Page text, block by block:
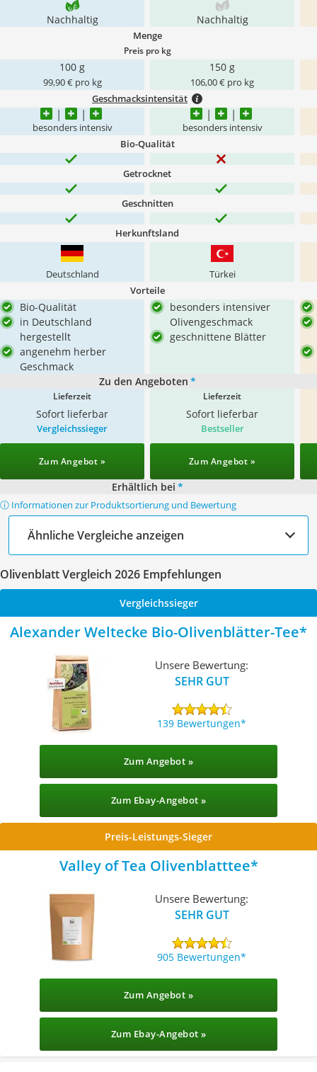
Nachhaltig Nachhaltig
Menge
Preis pro kg
100 g
99,90 € pro kg
150 g
106,00 € pro kg
Geschmacksintensität
besonders intensiv besonders intensiv
Bio-Qualität
Getrocknet
Geschnitten
Herkunftsland
Deutschland Türkei
Vorteile
Bio-Qualität
in Deutschland
hergestellt
angenehm herber
Geschmack
besonders intensiver
Olivengeschmack
geschnittene Blätter
Zu den Angeboten *
Lieferzeit
Sofort lieferbar
Lieferzeit
Sofort lieferbar
Vergleichssieger
Zum Angebot »
Bestseller
Zum Angebot »
Erhältlich bei *
ⓘ Informationen zur Produktsortierung und Bewertung
Ähnliche Vergleiche anzeigen
Olivenblatt Vergleich 2026 Empfehlungen
Vergleichssieger
Alexander Weltecke Bio-Olivenblätter-Tee
Unsere Bewertung:
SEHR GUT
139 Bewertungen
Zum Angebot »
Zum Ebay-Angebot »
Preis-Leistungs-Sieger
Valley of Tea Olivenblatttee
Unsere Bewertung:
SEHR GUT
905 Bewertungen
Zum Angebot »
Zum Ebay-Angebot »